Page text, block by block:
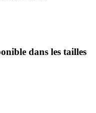
dans les tailles